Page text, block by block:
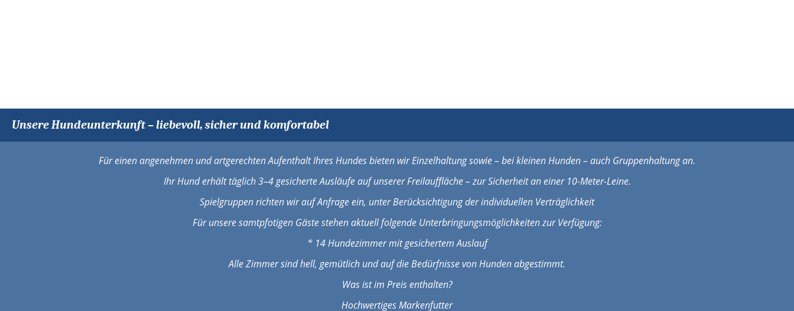
Unsere Hundeunterkunft – liebevoll, sicher und komfortabel
Für einen angenehmen und artgerechten Aufenthalt Ihres Hundes bieten wir Einzelhaltung sowie – bei kleinen Hunden – auch Gruppenhaltung an.
Ihr Hund erhält täglich 3–4 gesicherte Ausläufe auf unserer Freilauffläche – zur Sicherheit an einer 10-Meter-Leine.
Spielgruppen richten wir auf Anfrage ein, unter Berücksichtigung der individuellen Verträglichkeit
Für unsere samtpfotigen Gäste stehen aktuell folgende Unterbringungsmöglichkeiten zur Verfügung:
* 14 Hundezimmer mit gesichertem Auslauf
Alle Zimmer sind hell, gemütlich und auf die Bedürfnisse von Hunden abgestimmt.
Was ist im Preis enthalten?
Hochwertiges Markenfutter